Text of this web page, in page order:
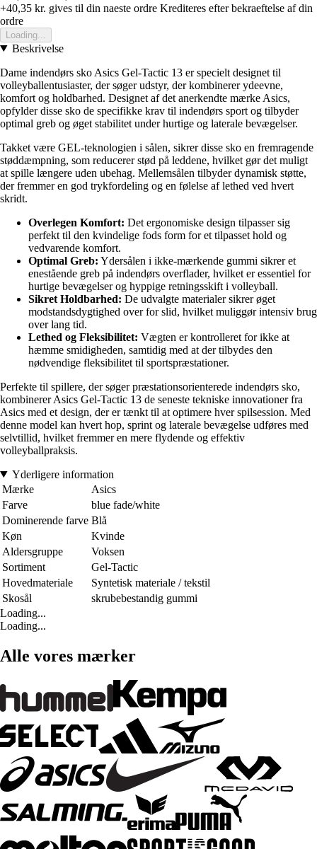
+40,35 kr. gives til din naeste ordre Krediteres efter bekraeftelse af din
ordre
Loading...
Beskrivelse
Dame indendørs sko Asics Gel-Tactic 13 er specielt designet til
volleyballentusiaster, der søger udstyr, der kombinerer ydeevne,
komfort og holdbarhed. Designet af det anerkendte mærke Asics,
opfylder disse sko de specifikke krav til indendørs sport og tilbyder
optimal greb og øget stabilitet under hurtige og laterale bevægelser.
Takket være GEL-teknologien i sålen, sikrer disse sko en fremragende
støddæmpning, som reducerer stød på leddene, hvilket gør det muligt
at spille længere uden ubehag. Mellemsålen tilbyder dynamisk støtte,
der fremmer en god trykfordeling og en følelse af lethed ved hvert
skridt.
Overlegen Komfort: Det ergonomiske design tilpasser sig
perfekt til den kvindelige fods form for et tilpasset hold og
vedvarende komfort.
Optimal Greb: Ydersålen i ikke-mærkende gummi sikrer et
enestående greb på indendørs overflader, hvilket er essentiel for
hurtige bevægelser og hyppige retningsskift i volleyball.
Sikret Holdbarhed: De udvalgte materialer sikrer øget
modstandsdygtighed over for slid, hvilket muliggør intensiv brug
over lang tid.
Lethed og Fleksibilitet: Vægten er kontrolleret for ikke at
hæmme smidigheden, samtidig med at der tilbydes den
nødvendige fleksibilitet til sportspræstationer.
Perfekte til spillere, der søger præstationsorienterede indendørs sko,
kombinerer Asics Gel-Tactic 13 de seneste tekniske innovationer fra
Asics med et design, der er tænkt til at optimere hver spilsession. Med
denne model kan hvert hop, sprint og laterale bevægelse udføres med
selvtillid, hvilket fremmer en mere flydende og effektiv
volleyballpraksis.
Yderligere information
Mærke
Asics
Farve
blue fade/white
Dominerende farve Blå
Køn
Kvinde
Aldersgruppe
Voksen
Sortiment
Gel-Tactic
Hovedmateriale
Syntetisk materiale / tekstil
Skosål
skrubebestandig gummi
Loading...
Loading...
Alle vores mærker